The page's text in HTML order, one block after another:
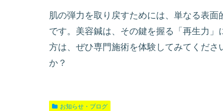
肌の弾力を取り戻すためには、単なる表
です。美容鍼は、その鍵を握る「再生力
方は、ぜひ専門施術を体験してみてくだ
か？
お知らせ・ブログ